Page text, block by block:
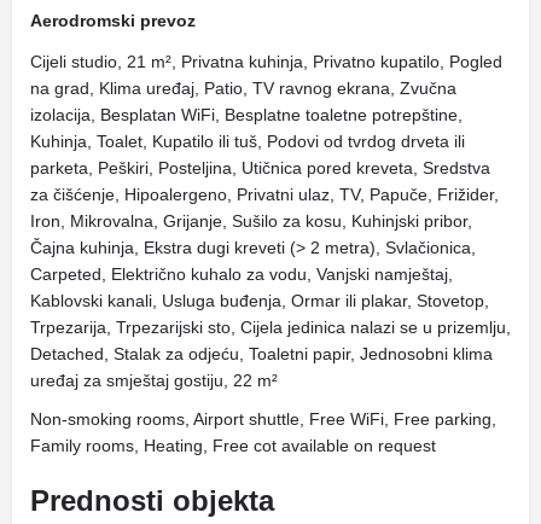
Aerodromski prevoz
Cijeli studio, 21 m², Privatna kuhinja, Privatno kupatilo, Pogled
na grad, Klima uređaj, Patio, TV ravnog ekrana, Zvučna
izolacija, Besplatan WiFi, Besplatne toaletne potrepštine,
Kuhinja, Toalet, Kupatilo ili tuš, Podovi od tvrdog drveta ili
parketa, Peškiri, Posteljina, Utičnica pored kreveta, Sredstva
za čišćenje, Hipoalergeno, Privatni ulaz, TV, Papuče, Frižider,
Iron, Mikrovalna, Grijanje, Sušilo za kosu, Kuhinjski pribor,
Čajna kuhinja, Ekstra dugi kreveti (> 2 metra), Svlačionica,
Carpeted, Električno kuhalo za vodu, Vanjski namještaj,
Kablovski kanali, Usluga buđenja, Ormar ili plakar, Stovetop,
Trpezarija, Trpezarijski sto, Cijela jedinica nalazi se u prizemlju,
Detached, Stalak za odjeću, Toaletni papir, Jednosobni klima
uređaj za smještaj gostiju, 22 m²
Non-smoking rooms, Airport shuttle, Free WiFi, Free parking,
Family rooms, Heating, Free cot available on request
Prednosti objekta